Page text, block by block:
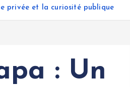
privée et la curiosité publique
: Un